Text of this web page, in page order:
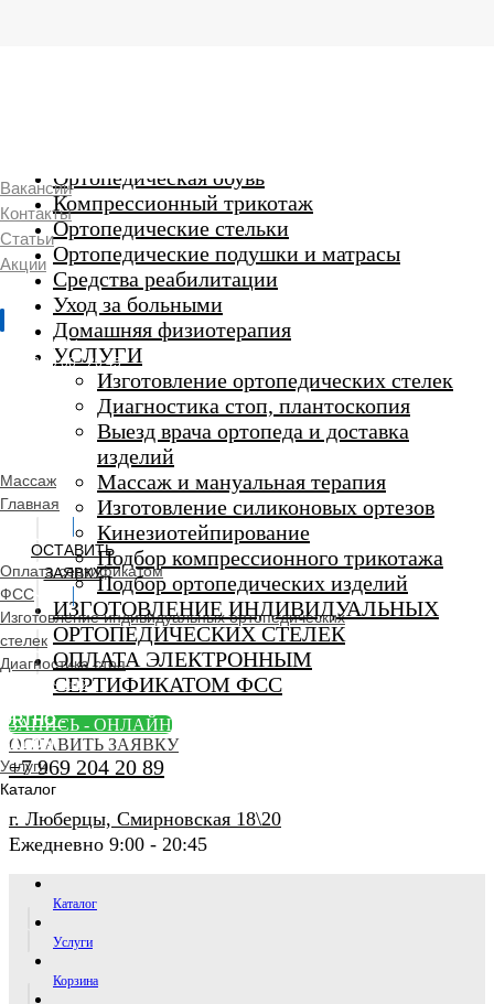
г. Люберцы
Пн-Вс 9:00 - 20:45
салон
Ортопедическая обувь
Компрессионный трикотаж
Ортопедические стельки
Ортопедические подушки и матрасы
Средства реабилитации
Уход за больными
Домашняя физиотерапия
УСЛУГИ
Изготовление ортопедических стелек
Диагностика стоп, плантоскопия
Выезд врача ортопеда и доставка
изделий
Массаж и мануальная терапия
Изготовление силиконовых ортезов
Кинезиотейпирование
Подбор компрессионного трикотажа
Подбор ортопедических изделий
ИЗГОТОВЛЕНИЕ ИНДИВИДУАЛЬНЫХ
ОРТОПЕДИЧЕСКИХ СТЕЛЕК
ОПЛАТА ЭЛЕКТРОННЫМ
СЕРТИФИКАТОМ ФСС
ЗАПИСЬ - ОНЛАЙН
ОСТАВИТЬ ЗАЯВКУ
+7 969 204 20 89
г. Люберцы, Смирновская 18\20
Ежедневно 9:00 - 20:45
Каталог
Услуги
Корзина
Вакансии
Контакты
Статьи
Акции
Массаж
Главная
ОСТАВИТЬ
ЗАЯВКУ
Оплата сертификатом
ФСС
Изготовление индивидуальных ортопедических
стелек
Диагностика стоп
Ортопедический
ORTHO -
SALON
Услуги
Каталог